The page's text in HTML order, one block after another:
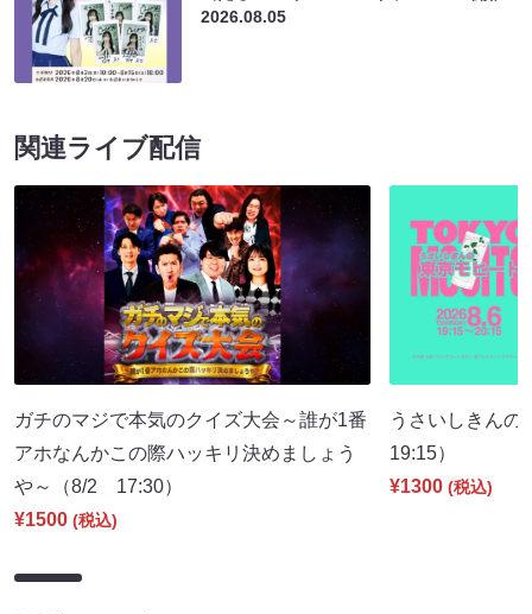
2026.08.05
関連ライブ配信
ガチのマジで本気のクイズ大会～誰が1番
アホなんかこの際ハッキリ決めましょう
や～（8/2 17:30）
¥1500 (税込)
うさいしきん
19:15）
¥1300 (税込)